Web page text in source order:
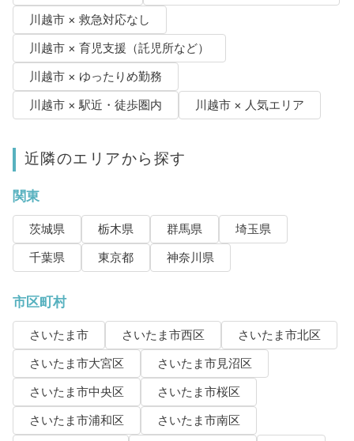
川越市 × 救急対応なし
川越市 × 育児支援（託児所など）
川越市 × ゆったりめ勤務
川越市 × 駅近・徒歩圏内
川越市 × 人気エリア
近隣のエリアから探す
関東
茨城県 栃木県 群馬県
埼玉県
千葉県
東京都 神奈川県
市区町村
さいたま市 さいたま市西区
さいたま市北区
さいたま市大宮区
さいたま市見沼区
さいたま市中央区
さいたま市桜区
さいたま市浦和区
さいたま市南区